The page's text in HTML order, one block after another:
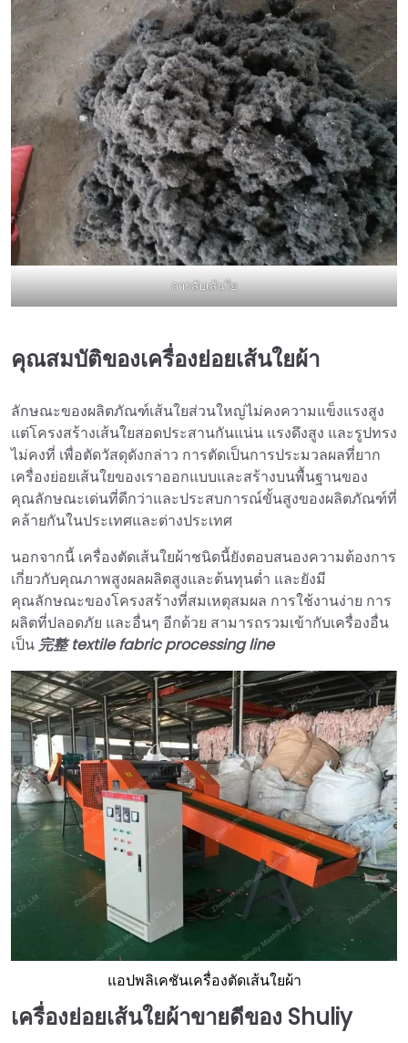
การสับเส้นใย
คุณสมบัติของเครื่องย่อยเส้นใยผ้า
ลักษณะของผลิตภัณฑ์เส้นใยส่วนใหญ่ไม่คงความแข็งแรงสูง
แต่โครงสร้างเส้นใยสอดประสานกันแน่น แรงดึงสูง และรูปทรง
ไม่คงที่ เพื่อตัดวัสดุดังกล่าว การตัดเป็นการประมวลผลที่ยาก
เครื่องย่อยเส้นใยของเราออกแบบและสร้างบนพื้นฐานของ
คุณลักษณะเด่นที่ดีกว่าและประสบการณ์ขั้นสูงของผลิตภัณฑ์ที่
คล้ายกันในประเทศและต่างประเทศ
นอกจากนี้ เครื่องตัดเส้นใยผ้าชนิดนี้ยังตอบสนองความต้องการ
เกี่ยวกับคุณภาพสูงผลผลิตสูงและต้นทุนต่ำ และยังมี
คุณลักษณะของโครงสร้างที่สมเหตุสมผล การใช้งานง่าย การ
ผลิตที่ปลอดภัย และอื่นๆ อีกด้วย สามารถรวมเข้ากับเครื่องอื่น
เป็น完整 textile fabric processing line
แอปพลิเคชันเครื่องตัดเส้นใยผ้า
เครื่องย่อยเส้นใยผ้าขายดีของ Shuliy